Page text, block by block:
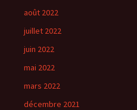
août 2022
juillet 2022
juin 2022
mai 2022
mars 2022
décembre 2021